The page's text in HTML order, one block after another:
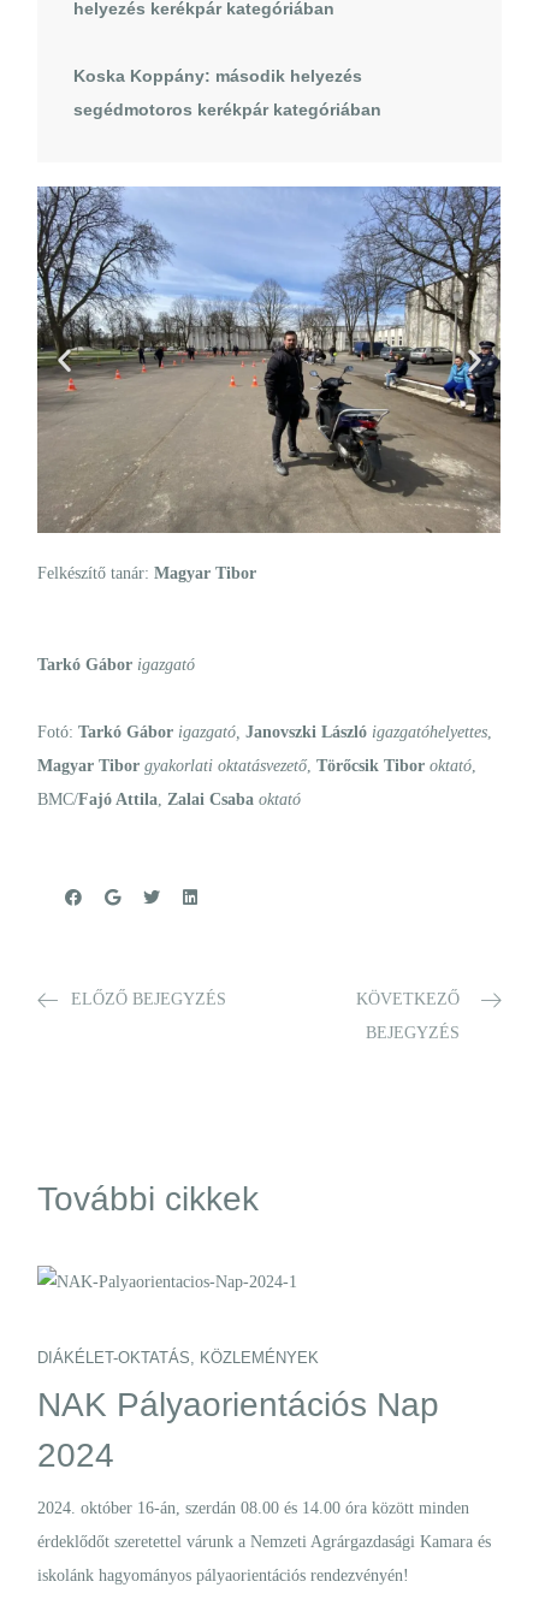
helyezés kerékpár kategóriában
Koska Koppány: második helyezés
segédmotoros kerékpár kategóriában
Felkészítő tanár:Magyar Tibor
Tarkó Gábor igazgató
Fotó:Tarkó Gábor igazgató,Janovszki László igazgatóhelyettes,
Magyar Tiborgyakorlati oktatásvezető,Törőcsik Tibor oktató,
BMC/Fajó Attila,Zalai Csaba oktató
ELŐZŐ BEJEGYZÉS
KÖVETKEZŐ
BEJEGYZÉS
További cikkek
DIÁKÉLET-OKTATÁS, KÖZLEMÉNYEK
NAK Pályaorientációs Nap
2024
2024. október 16-án, szerdán 08.00 és 14.00 óra között minden
érdeklődőt szeretettel várunk a Nemzeti Agrárgazdasági Kamara és
iskolánk hagyományos pályaorientációs rendezvényén!